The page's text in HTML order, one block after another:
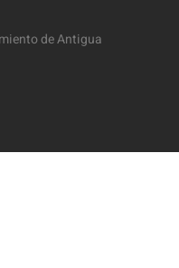
de Antigua